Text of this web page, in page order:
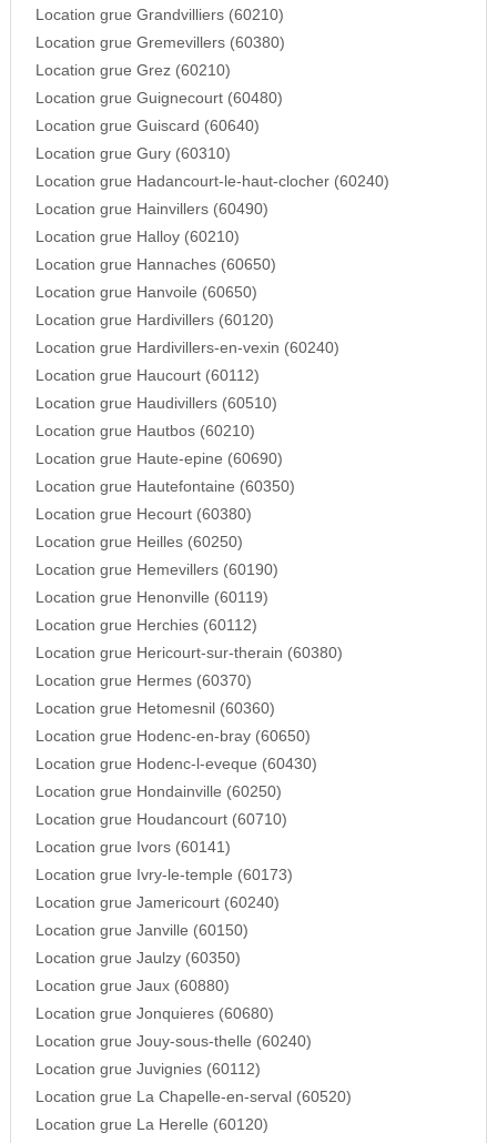
Location grue Grandvilliers (60210)
Location grue Gremevillers (60380)
Location grue Grez (60210)
Location grue Guignecourt (60480)
Location grue Guiscard (60640)
Location grue Gury (60310)
Location grue Hadancourt-le-haut-clocher (60240)
Location grue Hainvillers (60490)
Location grue Halloy (60210)
Location grue Hannaches (60650)
Location grue Hanvoile (60650)
Location grue Hardivillers (60120)
Location grue Hardivillers-en-vexin (60240)
Location grue Haucourt (60112)
Location grue Haudivillers (60510)
Location grue Hautbos (60210)
Location grue Haute-epine (60690)
Location grue Hautefontaine (60350)
Location grue Hecourt (60380)
Location grue Heilles (60250)
Location grue Hemevillers (60190)
Location grue Henonville (60119)
Location grue Herchies (60112)
Location grue Hericourt-sur-therain (60380)
Location grue Hermes (60370)
Location grue Hetomesnil (60360)
Location grue Hodenc-en-bray (60650)
Location grue Hodenc-l-eveque (60430)
Location grue Hondainville (60250)
Location grue Houdancourt (60710)
Location grue Ivors (60141)
Location grue Ivry-le-temple (60173)
Location grue Jamericourt (60240)
Location grue Janville (60150)
Location grue Jaulzy (60350)
Location grue Jaux (60880)
Location grue Jonquieres (60680)
Location grue Jouy-sous-thelle (60240)
Location grue Juvignies (60112)
Location grue La Chapelle-en-serval (60520)
Location grue La Herelle (60120)